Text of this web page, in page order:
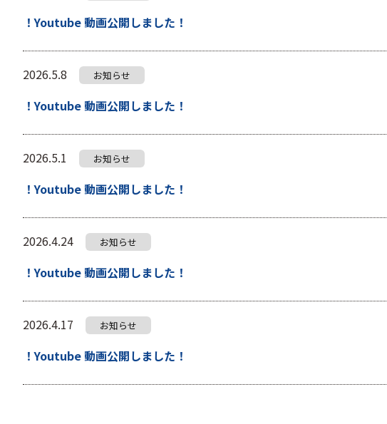
！Youtube 動画公開しました！
！Youtube 動画公開しました！
2026.5.8 お知らせ
！Youtube 動画公開しました！
2026.5.1 お知らせ
！Youtube 動画公開しました！
2026.4.24 お知らせ
！Youtube 動画公開しました！
2026.4.17 お知らせ